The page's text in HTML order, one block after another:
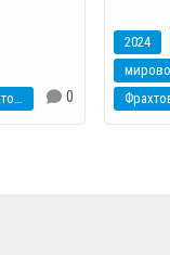
контейнерные фрахтовые индексы 0
2024